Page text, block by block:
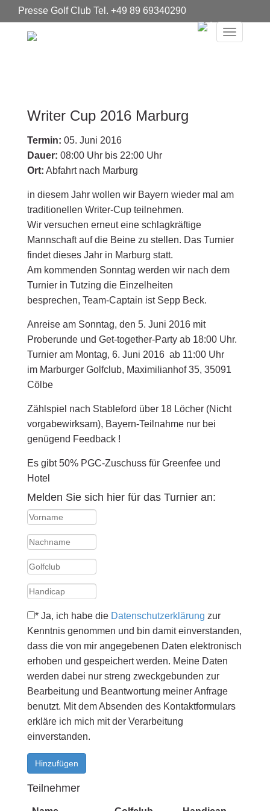
Presse Golf Club Tel. +49 89 69340290
Instagram
Toggle
Writer Cup 2016 Marburg
Termin: 05. Juni 2016
Dauer: 08:00 Uhr bis 22:00 Uhr
Ort: Abfahrt nach Marburg
in diesem Jahr wollen wir Bayern wieder mal am
traditionellen Writer-Cup teilnehmen.
Wir versuchen erneut eine schlagkräftige
Mannschaft auf die Beine zu stellen. Das Turnier
findet dieses Jahr in Marburg statt.
Am kommenden Sonntag werden wir nach dem
Turnier in Tutzing die Einzelheiten
besprechen, Team-Captain ist Sepp Beck.
Anreise am Sonntag, den 5. Juni 2016 mit
Proberunde und Get-together-Party ab 18:00 Uhr.
Turnier am Montag, 6. Juni 2016 ab 11:00 Uhr
im Marburger Golfclub, Maximilianhof 35, 35091
Cölbe
Zählspiel nach Stableford über 18 Löcher (Nicht
vorgabewirksam), Bayern-Teilnahme nur bei
genügend Feedback !
Es gibt 50% PGC-Zuschuss für Greenfee und
Hotel
Melden Sie sich hier für das Turnier an:
* Ja, ich habe die Datenschutzerklärung zur
Kenntnis genommen und bin damit einverstanden,
dass die von mir angegebenen Daten elektronisch
erhoben und gespeichert werden. Meine Daten
werden dabei nur streng zweckgebunden zur
Bearbeitung und Beantwortung meiner Anfrage
benutzt. Mit dem Absenden des Kontaktformulars
erkläre ich mich mit der Verarbeitung
einverstanden.
Hinzufügen
Teilnehmer